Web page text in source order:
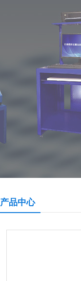
产品中心